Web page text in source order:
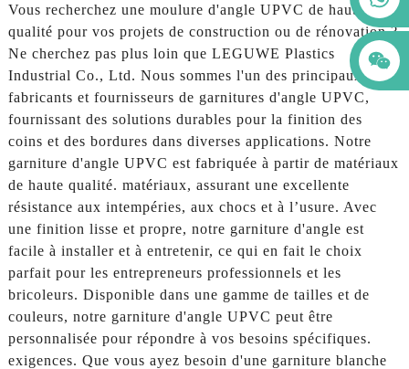
Vous recherchez une moulure d'angle UPVC de haute
qualité pour vos projets de construction ou de rénovation ?
Ne cherchez pas plus loin que LEGUWE Plastics
Industrial Co., Ltd. Nous sommes l'un des principaux
fabricants et fournisseurs de garnitures d'angle UPVC,
fournissant des solutions durables pour la finition des
coins et des bordures dans diverses applications. Notre
garniture d'angle UPVC est fabriquée à partir de matériaux
de haute qualité. matériaux, assurant une excellente
résistance aux intempéries, aux chocs et à l’usure. Avec
une finition lisse et propre, notre garniture d'angle est
facile à installer et à entretenir, ce qui en fait le choix
parfait pour les entrepreneurs professionnels et les
bricoleurs. Disponible dans une gamme de tailles et de
couleurs, notre garniture d'angle UPVC peut être
personnalisée pour répondre à vos besoins spécifiques.
exigences. Que vous ayez besoin d'une garniture blanche